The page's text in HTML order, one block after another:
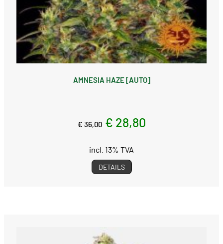
AMNESIA HAZE [AUTO]
€ 36,00 € 28,80
incl. 13% TVA
DETAILS